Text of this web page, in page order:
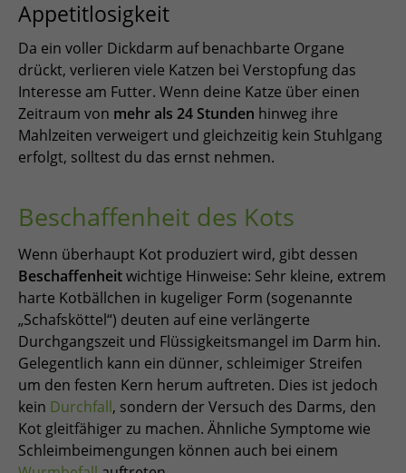
Appetitlosigkeit
Da ein voller Dickdarm auf benachbarte Organe
drückt, verlieren viele Katzen bei Verstopfung das
Interesse am Futter. Wenn deine Katze über einen
Zeitraum von mehr als 24 Stunden hinweg ihre
Mahlzeiten verweigert und gleichzeitig kein Stuhlgang
erfolgt, solltest du das ernst nehmen.
Beschaffenheit des Kots
Wenn überhaupt Kot produziert wird, gibt dessen
Beschaffenheitwichtige Hinweise: Sehr kleine, extrem
harte Kotbällchen in kugeliger Form (sogenannte
„Schafsköttel“) deuten auf eine verlängerte
Durchgangszeit und Flüssigkeitsmangel im Darm hin.
Gelegentlich kann ein dünner, schleimiger Streifen
um den festen Kern herum auftreten. Dies ist jedoch
kein Durchfall, sondern der Versuch des Darms, den
Kot gleitfähiger zu machen. Ähnliche Symptome wie
Schleimbeimengungen können auch bei einem